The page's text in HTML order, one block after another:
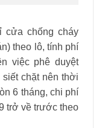
cửa chống cháy
theo lô, tính phí
việc phê duyệt
chặt nên thời
6 tháng, chi phí
trở về trước theo